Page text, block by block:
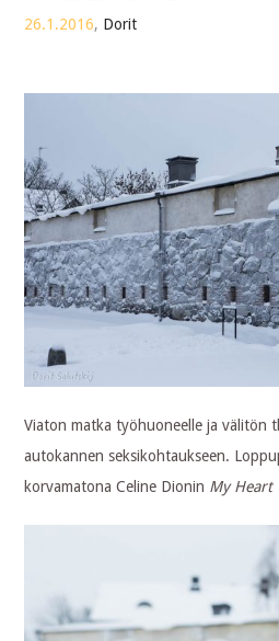
26.1.2016, Dorit
Viaton matka työhuoneelle ja välitön
autokannen seksikohtaukseen.
korvamatona Celine Dionin My Heart